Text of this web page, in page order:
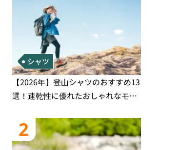
シャツ
【2026年】登山シャツのおすすめ13
選！速乾性に優れたおしゃれなモデ
2